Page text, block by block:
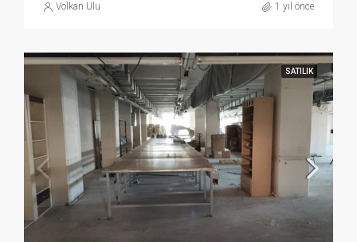
Volkan Ulu 1 yıl önce
SATILIK